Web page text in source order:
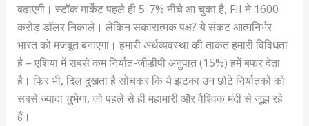
बढ़ाएगी। स्टॉक मार्केट पहले ही 5-7% नीचे आ चुका है, FII ने 1600
करोड़ डॉलर निकाले। लेकिन सकारात्मक पक्ष? ये संकट आत्मनिर्भर
भारत को मजबूत बनाएगा। हमारी अर्थव्यवस्था की ताकत हमारी विविधता
है – एशिया में सबसे कम निर्यात-जीडीपी अनुपात (15%) हमें बफर देता
है। फिर भी, दिल दुखता है सोचकर कि ये झटका उन छोटे निर्यातकों को
सबसे ज्यादा चुभेगा, जो पहले से ही महामारी और वैश्विक मंदी से जूझ रहे
हैं।